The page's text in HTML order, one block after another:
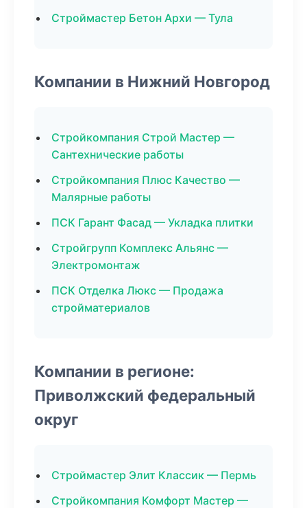
Строймастер Бетон Архи — Тула
Компании в Нижний Новгород
Стройкомпания Строй Мастер —
Сантехнические работы
Стройкомпания Плюс Качество —
Малярные работы
ПСК Гарант Фасад — Укладка плитки
Стройгрупп Комплекс Альянс —
Электромонтаж
ПСК Отделка Люкс — Продажа
стройматериалов
Компании в регионе:
Приволжский федеральный
округ
Строймастер Элит Классик — Пермь
Стройкомпания Комфорт Мастер —